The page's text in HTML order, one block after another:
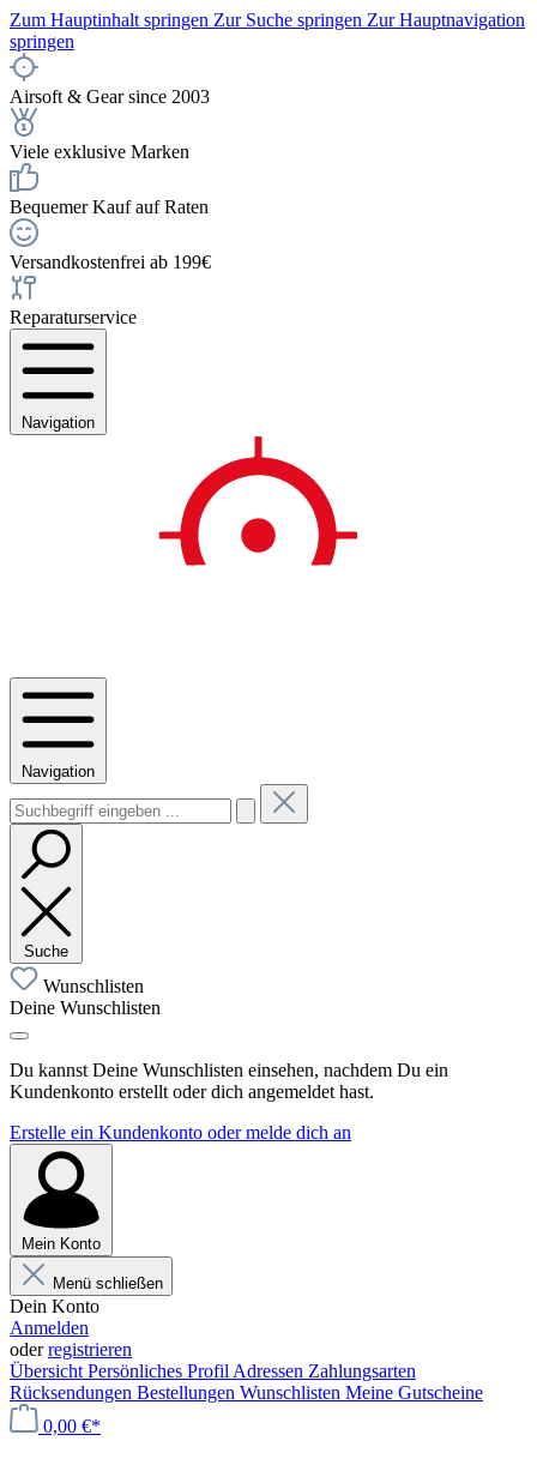
Zum Hauptinhalt springen Zur Suche springen Zur Hauptnavigation
springen
Airsoft & Gear since 2003
Viele exklusive Marken
Bequemer Kauf auf Raten
Versandkostenfrei ab 199€
Reparaturservice
Navigation
Navigation
Suche
Wunschlisten
Deine Wunschlisten
Du kannst Deine Wunschlisten einsehen, nachdem Du ein
Kundenkonto erstellt oder dich angemeldet hast.
Erstelle ein Kundenkonto oder melde dich an
Mein Konto
Menü schließen
Dein Konto
Anmelden
oderregistrieren
Übersicht Persönliches Profil Adressen Zahlungsarten
Rücksendungen Bestellungen Wunschlisten Meine Gutscheine
0,00 €*